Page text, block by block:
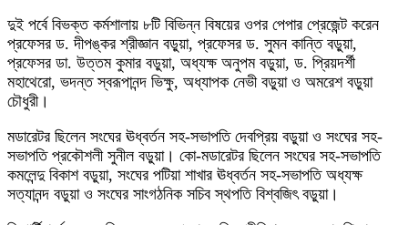
দুই পর্বে বিভক্ত কর্মশালায় ৮টি বিভিন্ন বিষয়ের ওপর পেপার প্রেজেন্ট করেন
প্রফেসর ড. দীপঙ্কর শ্রীজ্ঞান বড়ুয়া, প্রফেসর ড. সুমন কান্তি বড়ুয়া,
প্রফেসর ডা. উত্তম কুমার বড়ুয়া, অধ্যক্ষ অনুপম বড়ুয়া, ড. প্রিয়দর্শী
মহাথেরো, ভদন্ত স্বরূপানন্দ ভিক্ষু, অধ্যাপক নেভী বড়ুয়া ও অমরেশ বড়ুয়া
চৌধুরী।
মডারেটর ছিলেন সংঘের ঊধ্বর্তন সহ-সভাপতি দেবপ্রিয় বড়ুয়া ও সংঘের সহ-
সভাপতি প্রকৌশলী সুনীল বড়ুয়া। কো-মডারেটর ছিলেন সংঘের সহ-সভাপতি
কমলেন্দু বিকাশ বড়ুয়া, সংঘের পটিয়া শাখার ঊধ্বর্তন সহ-সভাপতি অধ্যক্ষ
সত্যানন্দ বড়ুয়া ও সংঘের সাংগঠনিক সচিব স্থপতি বিশ্বজিৎ বড়ুয়া।